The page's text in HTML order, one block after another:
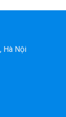
Hà Nội